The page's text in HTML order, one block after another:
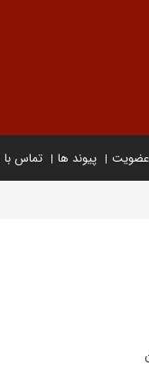
عضویت پیوند ها تماس با